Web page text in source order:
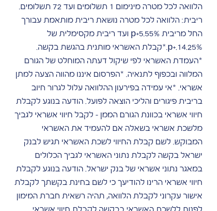
הלוואה לכל מטרה מינימום 1 תשלומים ועד 72 תשלומים.
ריבית: הלוואה לכל מטרה נושאת ריבית מותאמת עבורך
החל מריבית p+5.55% ועד ריבית מקסימלית של
14.25%.+p.*קבלת האשראי מותנית בהגשת בקשה.
*העמדת האשראי לפי שיקול דעתה המוחלט של הגורם
המלווה ובכפוף לתנאיה. *הפרסום איננו מהווה הצעה למתן
אשראי. *אי עמידה בפירעון ההלוואה עלול לגרור חיוב
בריבית פיגורים והליכי הוצאה לפועל. הודעה בנוגע לקבלת
חיווי אשראי בכוונת הגורם הממן – לקבל חיווי אשראי לגביך
מלשכת אשראי בשאלה אם להעמיד את האשראי
המבוקש. לשם קבלת החיווי לשכת האשראי תגיש לבנק
ישראל בקשה לקבלת נתוני האשראי לגביך הכלולים
במאגר נתוני אשראי של בנק ישראל. הודעה בנוגע לקבלת
חיווי אשראי הרינו להודיעך כי לשם בחינת בקשתך לקבלת
אישור עקרוני לקבלת הלוואה, תהיה רשאית חברת המימון